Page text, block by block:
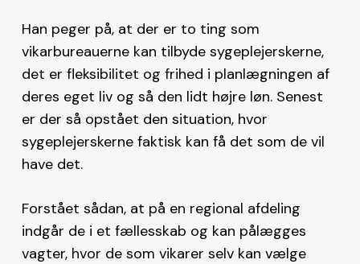
Han peger på, at der er to ting som
vikarbureauerne kan tilbyde sygeplejerskerne,
det er fleksibilitet og frihed i planlægningen af
deres eget liv og så den lidt højre løn. Senest
er der så opstået den situation, hvor
sygeplejerskerne faktisk kan få det som de vil
have det.
Forstået sådan, at på en regional afdeling
indgår de i et fællesskab og kan pålægges
vagter, hvor de som vikarer selv kan vælge